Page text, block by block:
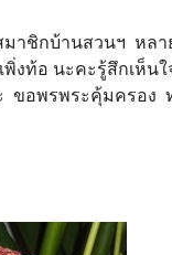
มาชิกบ้านสวนฯ หล
งท้อ นะคะรู้สึกเห็นใ
พรพระคุ้มครอง